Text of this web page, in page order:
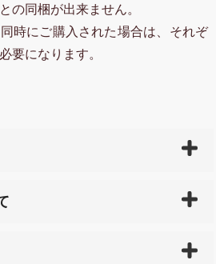
の同梱が出来ません。
時にご購入された場合は、それぞ
要になります。
受付後）、 長崎県下全域に点在
商品の送料は、こちらの
全国送
などで不都合が生じている場合